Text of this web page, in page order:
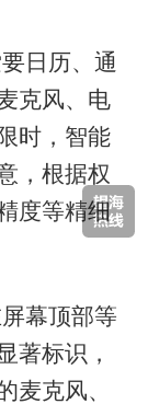
日历、通
克风、电
时，智能
，根据权
度等精细
幕顶部等
著标识，
麦克风、